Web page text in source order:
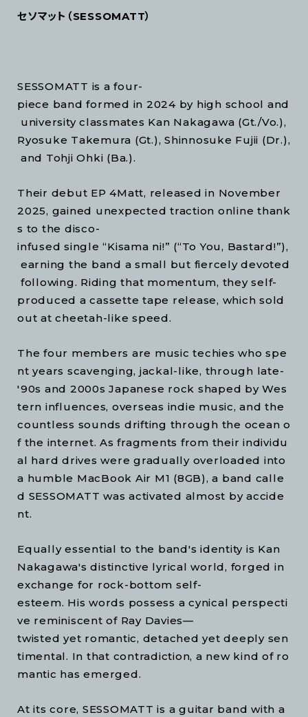
セソマット（SESSOMATT）
SESSOMATT is a four-
piece band formed in 2024 by high school and
university classmates Kan Nakagawa (Gt./Vo.),
Ryosuke Takemura (Gt.), Shinnosuke Fujii (Dr.),
and Tohji Ohki (Ba.).
Their debut EP 4Matt, released in November
2025, gained unexpected traction online thank
s to the disco-
infused single “Kisama ni!” (“To You, Bastard!”),
earning the band a small but fiercely devoted
following. Riding that momentum, they self-
produced a cassette tape release, which sold
out at cheetah-like speed.
The four members are music techies who spe
nt years scavenging, jackal-like, through late-
'90s and 2000s Japanese rock shaped by Wes
tern influences, overseas indie music, and the
countless sounds drifting through the ocean o
f the internet. As fragments from their individu
al hard drives were gradually overloaded into
a humble MacBook Air M1 (8GB), a band calle
d SESSOMATT was activated almost by accide
nt.
Equally essential to the band's identity is Kan
Nakagawa's distinctive lyrical world, forged in
exchange for rock-bottom self-
esteem. His words possess a cynical perspecti
ve reminiscent of Ray Davies—
twisted yet romantic, detached yet deeply sen
timental. In that contradiction, a new kind of ro
mantic has emerged.
At its core, SESSOMATT is a guitar band with a